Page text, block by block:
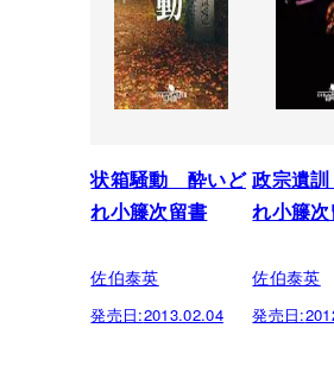
状箱騒動 酔いど
れ小籐次留書
佐伯泰英
発売日:2013.02.04
政宗遺
れ小籐
佐伯泰英
発売日: